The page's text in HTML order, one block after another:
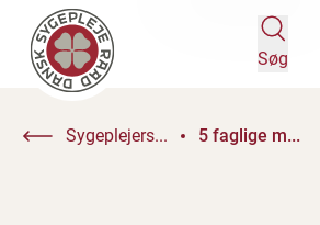
Søg
Sygeplejers... 5 faglige m...